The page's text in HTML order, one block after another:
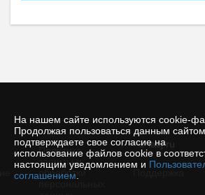
На нашем сайте используются cookie-
Продолжая пользоваться данным
подтверждаете свое согласие на
использование файлов cookie в
настоящим уведомлением и
соглашением
© iacj.ru
Политика
защиты и
обработки